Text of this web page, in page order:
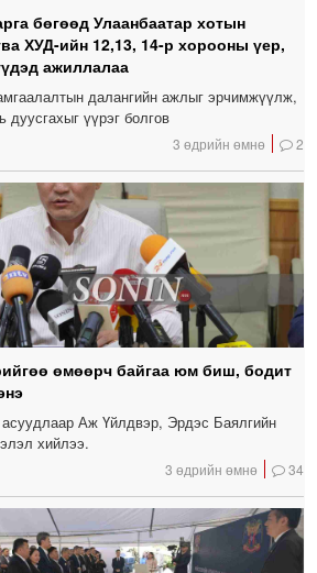
бөгөөд Улаанбаатар хотын
ХУД-ийн 12,13, 14-р хорооны үер,
ажиллалаа
далангийн ажлыг эрчимжүүлж,
дуусгахыг үүрэг болгов
3 өдрийн өмнө 2
өмөөрч байгаа юм биш, бодит
Аж Үйлдвэр, Эрдэс Баялгийн
хийлээ.
3 өдрийн өмнө 34